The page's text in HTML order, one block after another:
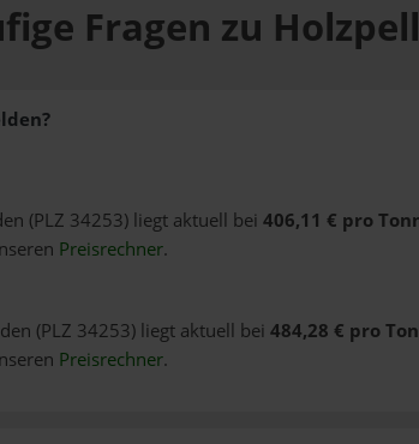
Fragen zu
(PLZ 34253) liegt aktuell bei 406,11 € pro
Preisrechner.
(PLZ 34253) liegt aktuell bei 484,28 € pro
Preisrechner.